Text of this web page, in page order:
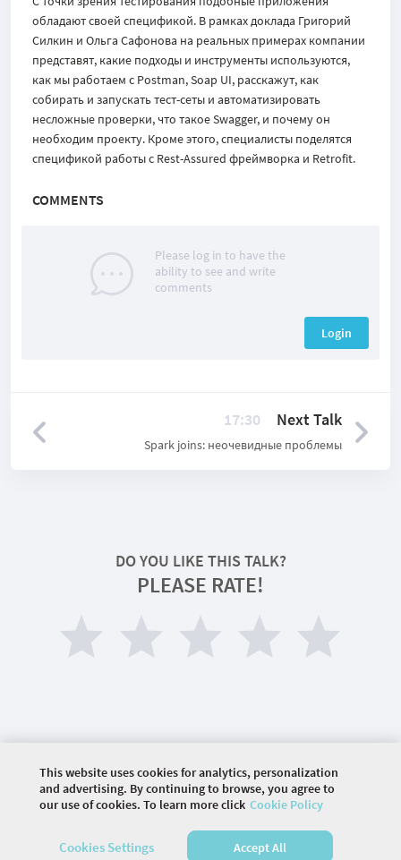
обладают своей спецификой. В рамках доклада Григорий
Силкин и Ольга Сафонова на реальных примерах компании
представят, какие подходы и инструменты используются,
как мы работаем с Postman, Soap UI, расскажут, как
собирать и запускать тест-сеты и автоматизировать
несложные проверки, что такое Swagger, и почему он
необходим проекту. Кроме этого, специалисты поделятся
спецификой работы с Rest-Assured фреймворка и Retrofit.
COMMENTS
Please log in to have the
ability to see and write
comments
Login
17:30 Next Talk
Spark joins: неочевидные проблемы
DO YOU LIKE THIS TALK?
PLEASE RATE!
©2026 COMMUNITY COMPANY. ALL RIGHTS
RESERVED.
This website uses cookies for analytics, personalization
and advertising. By continuing to browse, you agree to
our use of cookies. To learn more click Cookie Policy
Cookies Settings Accept All